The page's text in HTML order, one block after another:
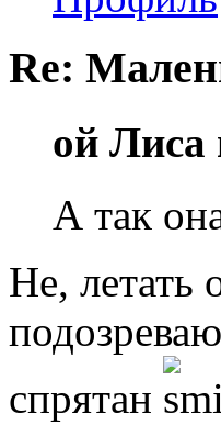
Re:
ой Лиса
А так
Не, летать
спрятан